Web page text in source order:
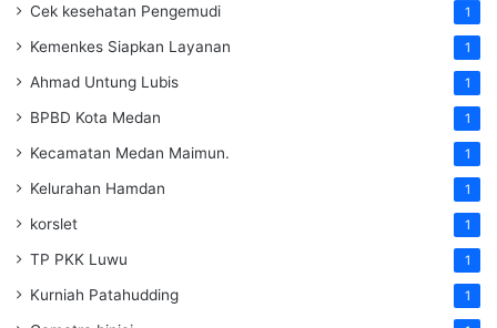
Cek kesehatan Pengemudi 1
Kemenkes Siapkan Layanan 1
Ahmad Untung Lubis 1
BPBD Kota Medan 1
Kecamatan Medan Maimun. 1
Kelurahan Hamdan 1
korslet 1
TP PKK Luwu 1
Kurniah Patahudding 1